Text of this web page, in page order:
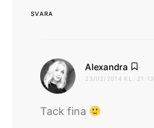
SVARA
Alexandra
23/02/2014 KL. 21:13
Tack fina